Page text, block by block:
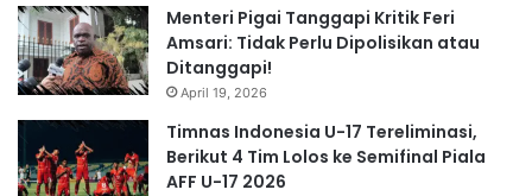
Menteri Pigai Tanggapi Kritik Feri
Amsari: Tidak Perlu Dipolisikan atau
Ditanggapi!
April 19, 2026
Timnas Indonesia U-17 Tereliminasi,
Berikut 4 Tim Lolos ke Semifinal Piala
AFF U-17 2026